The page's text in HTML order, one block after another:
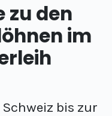
zu den
im
bis zur